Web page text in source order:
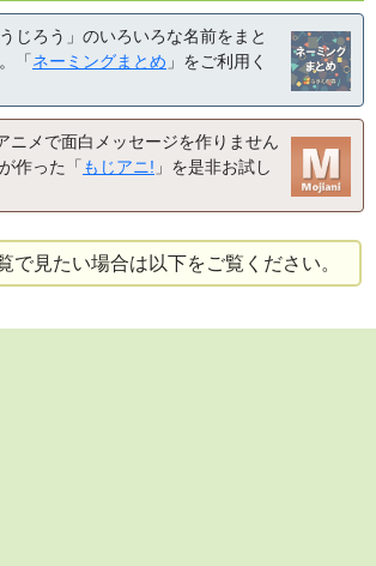
じろう」のいろいろな名前をまと
「ネーミングまとめ 」をご利用く
ニメで面白メッセージを作りません
作った「もじアニ! 」を是非お試し
で見たい場合は以下をご覧ください。